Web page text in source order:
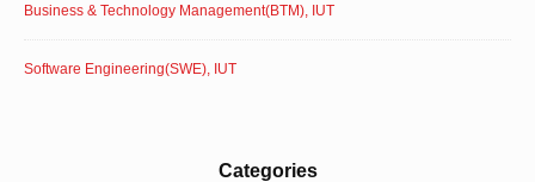
Business & Technology Management(BTM), IUT
Software Engineering(SWE), IUT
Categories